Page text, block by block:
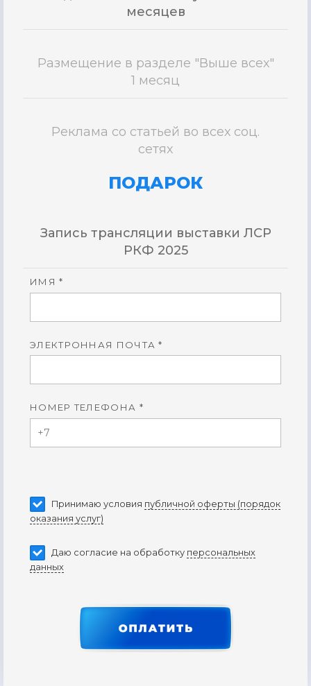
месяцев
Размещение в разделе "Выше всех"
1 месяц
Реклама со статьей во всех соц.
сетях
ПОДАРОК
Запись трансляции выставки ЛСР
РКФ 2025
ИМЯ *
ЭЛЕКТРОННАЯ ПОЧТА *
НОМЕР ТЕЛЕФОНА *
Принимаю условия публичной оферты (порядок
оказания услуг)
Даю согласие на обработку персональных
данных